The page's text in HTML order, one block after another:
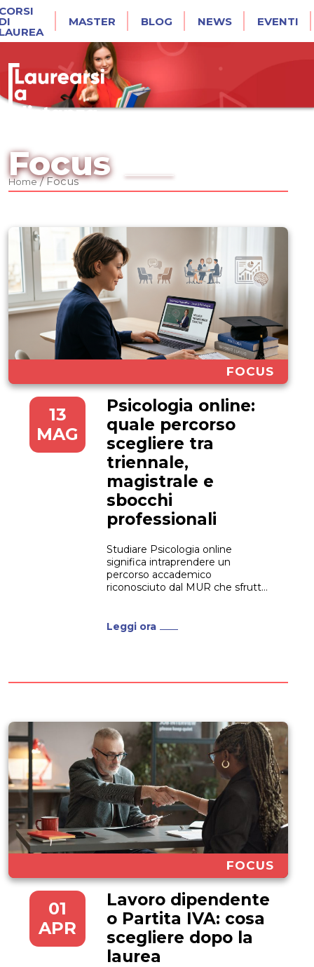
MASTER BLOG NEWS EVENTI
Focus
Home/Focus
FOCUS
13
MAG
Psicologia online:
quale percorso
scegliere tra
triennale,
magistrale e
sbocchi
professionali
Studiare Psicologia online
significa intraprendere un
percorso accademico
riconosciuto dal MUR che sfrutta
psicologiche rappresentano una
Leggi ora
FOCUS
01
APR
Lavoro dipendente
o Partita IVA: cosa
scegliere dopo la
laurea